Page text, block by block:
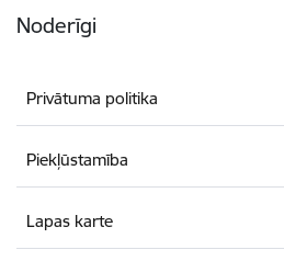
Noderīgi
Privātuma politika
Piekļūstamība
Lapas karte